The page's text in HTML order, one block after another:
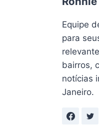
Equipe
para
bairros,
notícias
Janeiro.